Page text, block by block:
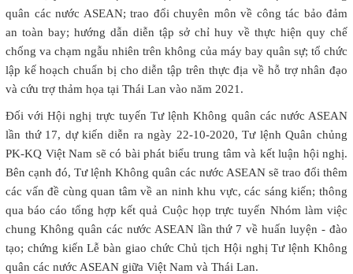
quân các nước ASEAN; trao đổi chuyên môn về công tác bảo đảm
an toàn bay; hướng dẫn diễn tập sở chỉ huy về thực hiện quy chế
chống va chạm ngẫu nhiên trên không của máy bay quân sự; tổ chức
lập kế hoạch chuẩn bị cho diễn tập trên thực địa về hỗ trợ nhân đạo
và cứu trợ thảm họa tại Thái Lan vào năm 2021.
Đối với Hội nghị trực tuyến Tư lệnh Không quân các nước ASEAN
lần thứ 17, dự kiến diễn ra ngày 22-10-2020, Tư lệnh Quân chủng
PK-KQ Việt Nam sẽ có bài phát biểu trung tâm và kết luận hội nghị.
Bên cạnh đó, Tư lệnh Không quân các nước ASEAN sẽ trao đổi thêm
các vấn đề cùng quan tâm về an ninh khu vực, các sáng kiến; thông
qua báo cáo tổng hợp kết quả Cuộc họp trực tuyến Nhóm làm việc
chung Không quân các nước ASEAN lần thứ 7 về huấn luyện - đào
tạo; chứng kiến Lễ bàn giao chức Chủ tịch Hội nghị Tư lệnh Không
quân các nước ASEAN giữa Việt Nam và Thái Lan.